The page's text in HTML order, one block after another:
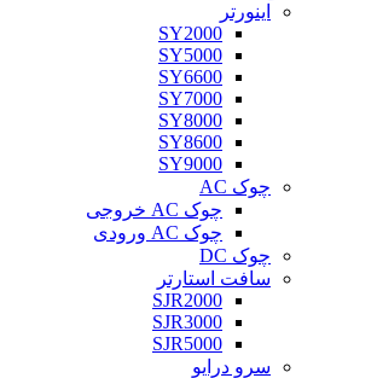
اینورتر
SY2000
SY5000
SY6600
SY7000
SY8000
SY8600
SY9000
چوک AC
چوک AC خروجی
چوک AC ورودی
چوک DC
سافت استارتر
SJR2000
SJR3000
SJR5000
سرو درایو